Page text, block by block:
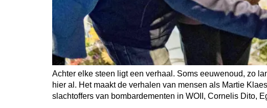
Achter elke steen ligt een verhaal. Soms eeuwenoud, zo
hier al. Het maakt de verhalen van mensen als Martie
slachtoffers van bombardementen in WOII, Cornelis Dito,